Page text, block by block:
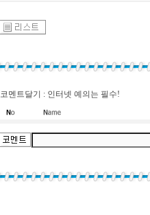
코멘트달기 : 인터넷 예의는 필수!